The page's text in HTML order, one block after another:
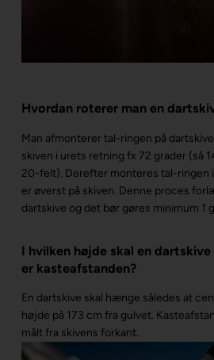
Hvordan roterer man en
Man afmonterer tal-ringen på
skiven i urets retning fx 72 grader (så
20-felt). Derefter monteres tal-ringen
er øverst på skiven. Denne proces
dartskive og det bør gøres minimum 1
I hvilken højde skal en
er kasteafstanden?
En dartskive skal hænge således at
højde på 173 cm fra gulvet.
målt fra skivens forkant.